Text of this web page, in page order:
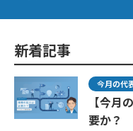
新着記事
今月の代
【今月
要か？